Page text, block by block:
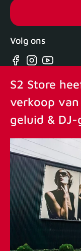
Volg ons
Facebook
Instagram
YouTube
S2 Store
verkoop
geluid & DJ-